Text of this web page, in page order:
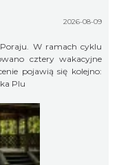
2026-08-09
W ramach cyklu
cztery wakacyjne
pojawią się kolejno:
Plu